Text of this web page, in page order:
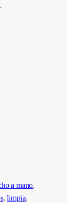
a mano
, limpia